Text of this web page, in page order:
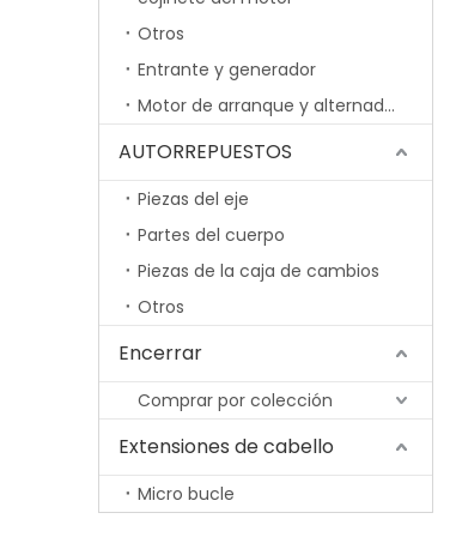
Otros
Entrante y generador
Motor de arranque y alternador
AUTORREPUESTOS
Piezas del eje
Partes del cuerpo
Piezas de la caja de cambios
Otros
Encerrar
Comprar por colección
Extensiones de cabello
Micro bucle